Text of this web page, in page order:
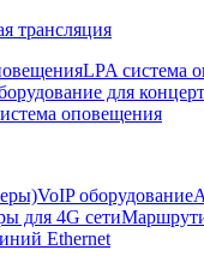
трансляция
LPA система
для
оповещения
VoIP оборудование
для 4G сети
Ethernet